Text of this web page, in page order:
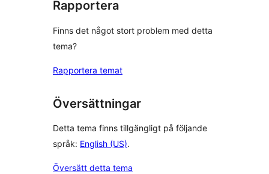
Rapportera
Finns det något stort problem med detta
tema?
Rapportera temat
Översättningar
Detta tema finns tillgängligt på följande
språk: English (US).
Översätt detta tema